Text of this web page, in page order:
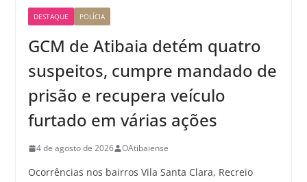
DESTAQUE POLÍCIA
GCM de Atibaia detém quatro
suspeitos, cumpre mandado de
prisão e recupera veículo
furtado em várias ações
4 de agosto de 2026 OAtibaiense
Ocorrências nos bairros Vila Santa Clara, Recreio